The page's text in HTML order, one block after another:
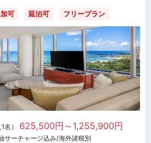
可 延泊可 フリープラン
名） 625,500円～1,255,900円
サーチャージ込み/海外諸税別